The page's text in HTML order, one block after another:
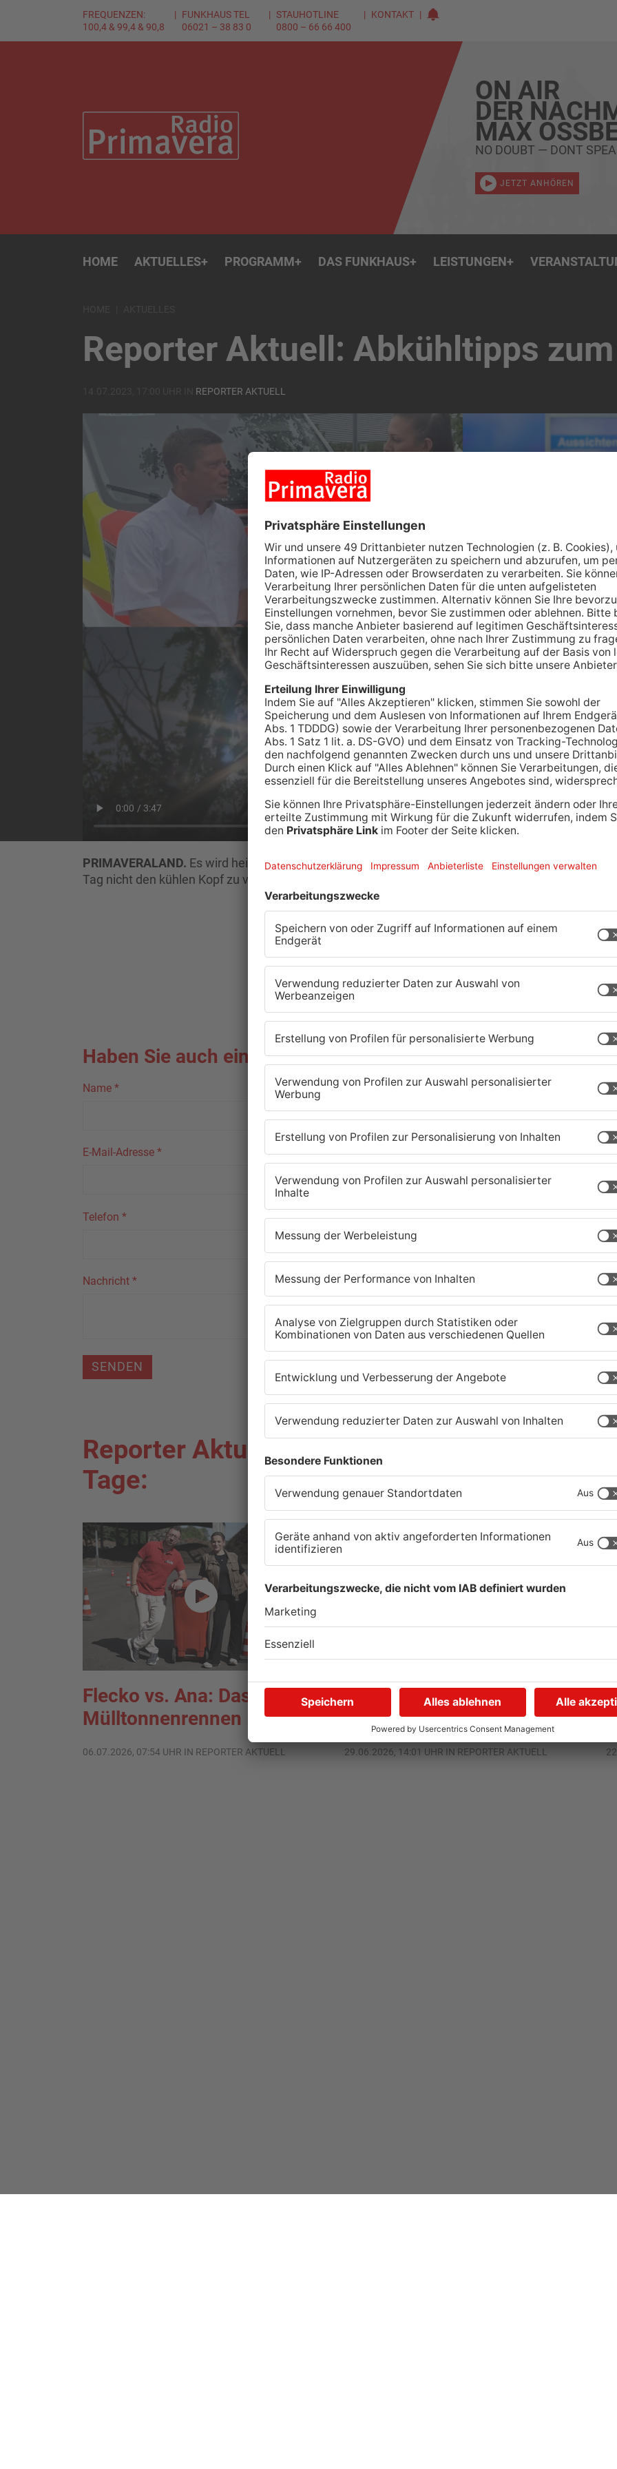
FREQUENZEN:
100,4 & 99,4 & 90,8
FUNKHAUS TEL
06021 – 38 83 0
STAUHOTLINE
0800 – 66 66 400
KONTAKT
ON AIR
DER
MAX
NO DOUBT — DONT
JETZT ANHÖREN
HOME AKTUELLES+ PROGRAMM+ DAS FUNKHAUS+ LEISTUNGEN+
Reporter Aktuell: Abkühltipps
REPORTER AKTUELL
PRIMAVERALAND. Es wird heiß morgen - bis zu 37 Grad sind möglich, wie uns der Deutsche
Tag nicht den kühlen Kopf zu verlieren, haben wir die besten Abkühl-Tipps für Sie
Anna-Cathrin Mark
ÜBER DIE REPORTERIN
Haben Sie auch ein Thema, über das wir berichten sollen?
Name *
E-Mail-Adresse *
Telefon *
Nachricht *
SENDEN
Reporter Aktuell der letzten
Tage:
Flecko vs. Ana: Das
Mülltonnenrennen
06.07.2026, 07:54 UHR IN REPORTER AKTUELL
Flecko vs. Ana: Wer kriegt
das Toast schneller runter?
29.06.2026, 14:01 UHR IN REPORTER AKTUELL